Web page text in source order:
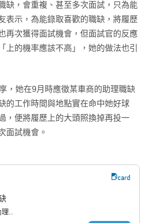
缺，會重複、甚至多次面試，只為能
表示，為能錄取喜歡的職缺，將履歷
再次獲得面試機會，但面試官的反應
上的機率應該不高」，她的做法也引
，她在9月時應徵某車商的助理職缺
的工作時間與地點實在命中她好球
，便將履歷上的大頭照換掉再投一
面試機會。